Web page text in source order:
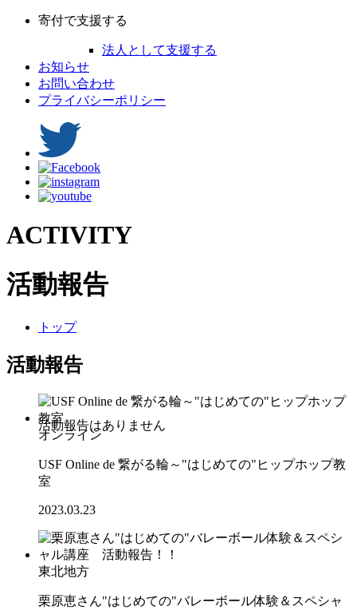
寄付で支援する
法人として支援する
お知らせ
お問い合わせ
プライバシーポリシー
ACTIVITY
活動報告
トップ
活動報告
オンライン
USF Online de 繋がる輪～"はじめての"ヒップホップ教
室
2023.03.23
東北地方
栗原恵さん"はじめての"バレーボール体験＆スペシャ